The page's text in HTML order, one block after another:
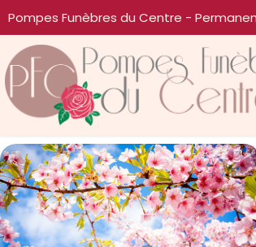
Pompes Funèbres du Centre -